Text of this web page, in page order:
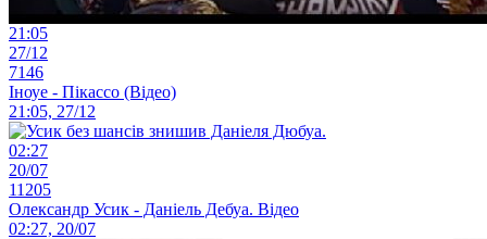
21:05
27/12
7146
Іноуе - Пікассо (Відео)
21:05, 27/12
02:27
20/07
11205
Олександр Усик - Даніель Дебуа. Відео
02:27, 20/07